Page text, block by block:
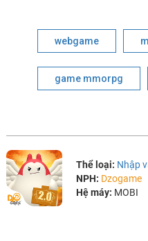
webgame
game mmorpg
Thể loại: Nhập
NPH: Dzogame
Hệ máy: MOBI